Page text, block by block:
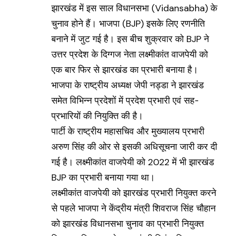
झारखंड में इस साल विधानसभा (Vidansabha)के
चुनाव होने हैं। भाजपा (BJP) इसके लिए रणनीति
बनाने में जुट गई है। इस बीच शुक्रवार को BJP ने
उत्तर प्रदेश के दिग्गज नेता लक्ष्मीकांत वाजपेयी को
एक बार फिर से झारखंड का प्रभारी बनाया है।
भाजपा के राष्ट्रीय अध्यक्ष जेपी नड्डा ने झारखंड
समेत विभिन्न प्रदेशों में प्रदेश प्रभारी एवं सह-
प्रभारियों की नियुक्ति की है।
पार्टी के राष्ट्रीय महासचिव और मुख्यालय प्रभारी
अरुण सिंह की ओर से इसकी अधिसूचना जारी कर दी
गई है। लक्ष्मीकांत वाजपेयी को 2022 में भी झारखंड
BJP का प्रभारी बनाया गया था।
लक्ष्मीकांत वाजपेयी को झारखंड प्रभारी नियुक्त करने
से पहले भाजपा ने केंद्रीय मंत्री शिवराज सिंह चौहान
को झारखंड विधानसभा चुनाव का प्रभारी नियुक्त